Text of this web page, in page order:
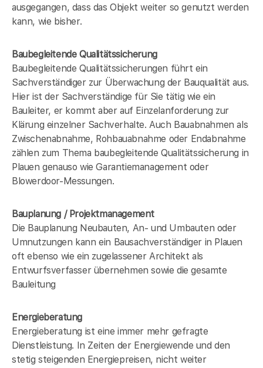
ausgegangen, dass das Objekt weiter so genutzt werden
kann, wie bisher.
Baubegleitende Qualitätssicherung
Baubegleitende Qualitätssicherungen führt ein
Sachverständiger zur Überwachung der Bauqualität aus.
Hier ist der Sachverständige für Sie tätig wie ein
Bauleiter, er kommt aber auf Einzelanforderung zur
Klärung einzelner Sachverhalte. Auch Bauabnahmen als
Zwischenabnahme, Rohbauabnahme oder Endabnahme
zählen zum Thema baubegleitende Qualitätssicherung in
Plauen genauso wie Garantiemanagement oder
Blowerdoor-Messungen.
Bauplanung / Projektmanagement
Die Bauplanung Neubauten, An- und Umbauten oder
Umnutzungen kann ein Bausachverständiger in Plauen
oft ebenso wie ein zugelassener Architekt als
Entwurfsverfasser übernehmen sowie die gesamte
Bauleitung
Energieberatung
Energieberatung ist eine immer mehr gefragte
Dienstleistung. In Zeiten der Energiewende und den
stetig steigenden Energiepreisen, nicht weiter